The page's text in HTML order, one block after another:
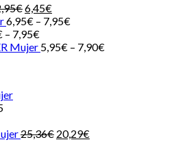
€6,45€
6,95€ – 7,95€
– 7,95€
Mujer 5,95€ – 7,90€
25,36€ 20,29€